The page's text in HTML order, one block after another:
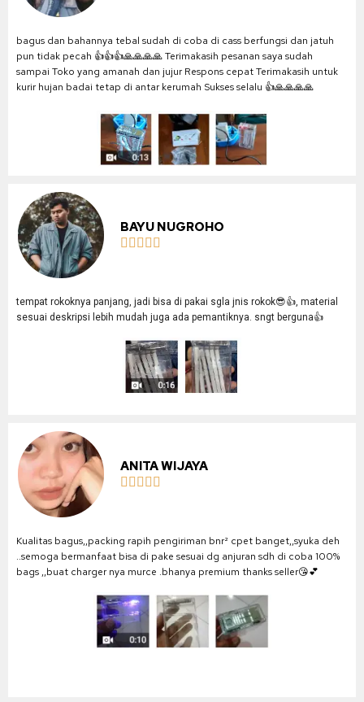
bagus dan bahannya tebal sudah di coba di cass berfungsi dan jatuh
pun tidak pecah 👍👍👍🙏🙏🙏🙏 Terimakasih pesanan saya sudah
sampai Toko yang amanah dan jujur Respons cepat Terimakasih untuk
kurir hujan badai tetap di antar kerumah Sukses selalu 👍🙏🙏🙏🙏
BAYU NUGROHO
    
tempat rokoknya panjang, jadi bisa di pakai sgla jnis rokok😎👍, material
sesuai deskripsi lebih mudah juga ada pemantiknya. sngt berguna👍
ANITA WIJAYA
    
Kualitas bagus,,packing rapih pengiriman bnr² cpet banget,,syuka deh
..semoga bermanfaat bisa di pake sesuai dg anjuran sdh di coba 100%
bags ,,buat charger nya murce .bhanya premium thanks seller😘💕